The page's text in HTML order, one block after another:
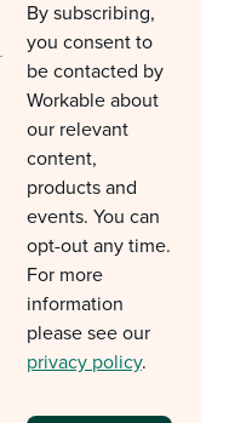
By subscribing,
you consent to
be contacted by
Workable about
our relevant
content,
products and
events. You can
opt-out any time.
For more
information
please see our
privacy policy.